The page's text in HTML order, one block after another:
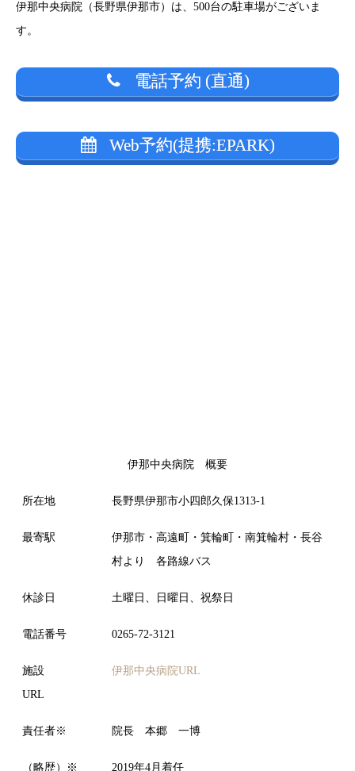
伊那中央病院（長野県伊那市）は、500台の駐車場がございま
す。
電話予約 (直通)
Web予約(提携:EPARK)
伊那中央病院 概要
所在地 長野県伊那市小四郎久保1313-1
最寄駅
伊那市・高遠町・箕輪町・南箕輪村・長谷
村より 各路線バス
休診日 土曜日、日曜日、祝祭日
電話番号 0265-72-3121
施設
URL
伊那中央病院URL
責任者※ 院長 本郷 一博
（略歴）※ 2019年4月着任